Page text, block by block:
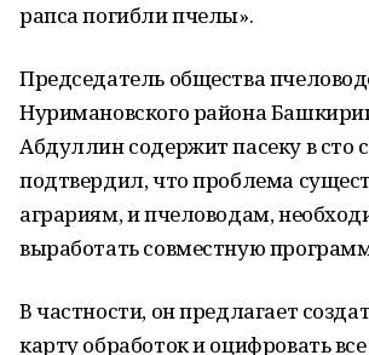
рапса погибли пчелы».
Председатель общества
Нуримановского района
Абдуллин содержит пасеку в сто
подтвердил, что проблема
аграриям, и пчеловодам,
выработать совместную
В частности, он предлагает
карту обработок и оцифровать